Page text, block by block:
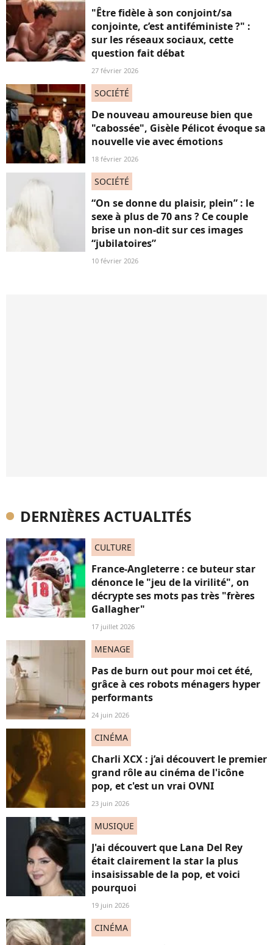
"Être fidèle à son conjoint/sa
conjointe, c’est antiféministe ?" :
sur les réseaux sociaux, cette
question fait débat
27 février 2026
SOCIÉTÉ
De nouveau amoureuse bien que
"cabossée", Gisèle Pélicot évoque sa
nouvelle vie avec émotions
18 février 2026
SOCIÉTÉ
“On se donne du plaisir, plein” : le
sexe à plus de 70 ans ? Ce couple
brise un non-dit sur ces images
“jubilatoires”
10 février 2026
DERNIÈRES ACTUALITÉS
CULTURE
France-Angleterre : ce buteur star
dénonce le "jeu de la virilité", on
décrypte ses mots pas très "frères
Gallagher"
17 juillet 2026
MENAGE
Pas de burn out pour moi cet été,
grâce à ces robots ménagers hyper
performants
24 juin 2026
CINÉMA
Charli XCX : j’ai découvert le premier
grand rôle au cinéma de l'icône
pop, et c'est un vrai OVNI
23 juin 2026
MUSIQUE
J'ai découvert que Lana Del Rey
était clairement la star la plus
insaisissable de la pop, et voici
pourquoi
19 juin 2026
CINÉMA